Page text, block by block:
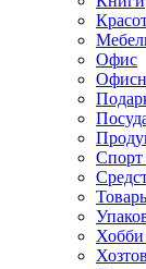
Офис
Спорт
Хобби